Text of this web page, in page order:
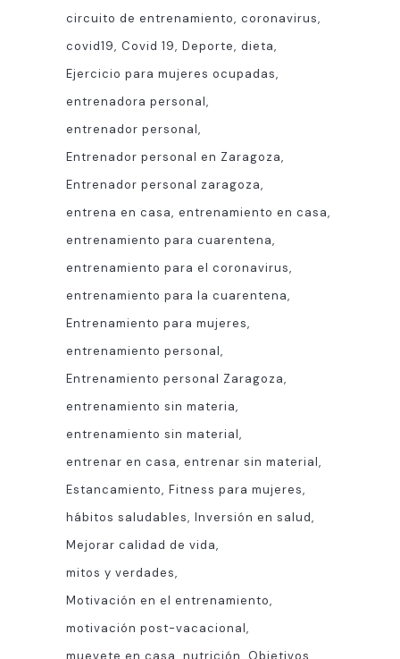
circuito de entrenamiento coronavirus
covid19
Covid 19 Deporte dieta
Ejercicio para mujeres ocupadas
entrenadora personal
entrenador personal
Entrenador personal en Zaragoza
Entrenador personal zaragoza
entrena en casa entrenamiento en casa
entrenamiento para cuarentena
entrenamiento para el coronavirus
entrenamiento para la cuarentena
Entrenamiento para mujeres
entrenamiento personal
Entrenamiento personal Zaragoza
entrenamiento sin materia
entrenamiento sin material
entrenar en casa entrenar sin material
Estancamiento Fitness para mujeres
hábitos saludables Inversión en salud
Mejorar calidad de vida
mitos y verdades
Motivación en el entrenamiento
motivación post-vacacional
muevete en casa nutrición
Objetivos